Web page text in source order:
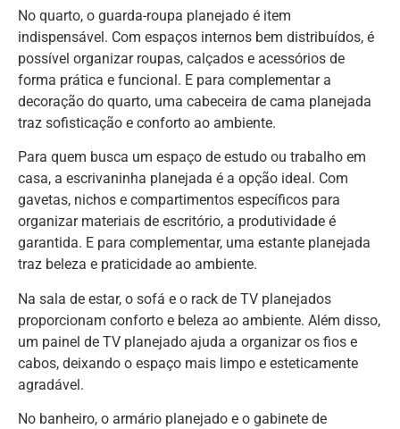
No quarto, o guarda-roupa planejado é item
indispensável. Com espaços internos bem distribuídos, é
possível organizar roupas, calçados e acessórios de
forma prática e funcional. E para complementar a
decoração do quarto, uma cabeceira de cama planejada
traz sofisticação e conforto ao ambiente.
Para quem busca um espaço de estudo ou trabalho em
casa, a escrivaninha planejada é a opção ideal. Com
gavetas, nichos e compartimentos específicos para
organizar materiais de escritório, a produtividade é
garantida. E para complementar, uma estante planejada
traz beleza e praticidade ao ambiente.
Na sala de estar, o sofá e o rack de TV planejados
proporcionam conforto e beleza ao ambiente. Além disso,
um painel de TV planejado ajuda a organizar os fios e
cabos, deixando o espaço mais limpo e esteticamente
agradável.
No banheiro, o armário planejado e o gabinete de